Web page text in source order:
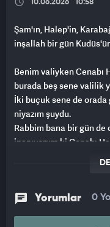
10.06.2026 10:58
Şam'ın, Halep'in,
inşallah bir gün
Benim valiyken Cenabı
burada beş sene valilik
İki buçuk sene de
niyazım şuydu.
Rabbim bana bir gün
inanıyorum ki Cenabı
Mutlaka gösterecek.
inşallah girecek. Çünkü
Yorumlar 0